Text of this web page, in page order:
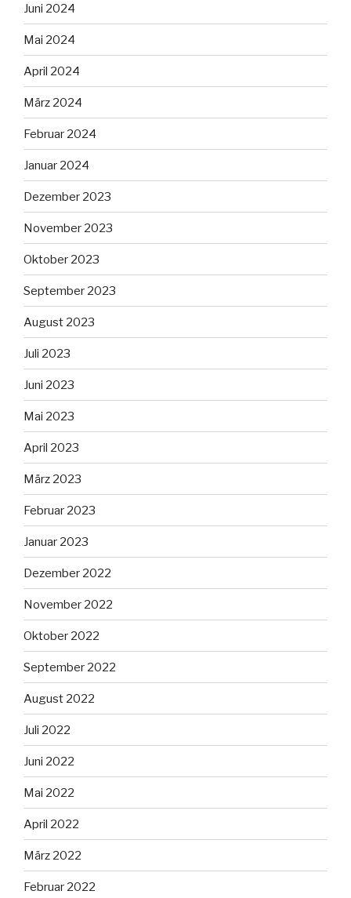
Juni 2024
Mai 2024
April 2024
März 2024
Februar 2024
Januar 2024
Dezember 2023
November 2023
Oktober 2023
September 2023
August 2023
Juli 2023
Juni 2023
Mai 2023
April 2023
März 2023
Februar 2023
Januar 2023
Dezember 2022
November 2022
Oktober 2022
September 2022
August 2022
Juli 2022
Juni 2022
Mai 2022
April 2022
März 2022
Februar 2022